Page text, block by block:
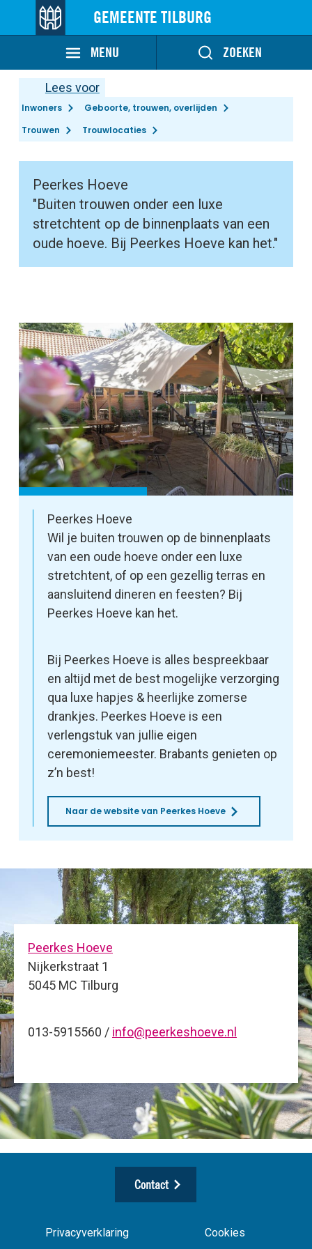
GEMEENTE TILBURG
MENU ZOEKEN
Inwoners
Geboorte, trouwen, overlijden
Trouwen
Trouwlocaties
Lees voor
Peerkes Hoeve
"Buiten trouwen onder een luxe
stretchtent op de binnenplaats van een
oude hoeve. Bij Peerkes Hoeve kan het."
Peerkes Hoeve
Wil je buiten trouwen op de binnenplaats
van een oude hoeve onder een luxe
stretchtent, of op een gezellig terras en
aansluitend dineren en feesten? Bij
Peerkes Hoeve kan het.
Bij Peerkes Hoeve is alles bespreekbaar
en altijd met de best mogelijke verzorging
qua luxe hapjes & heerlijke zomerse
drankjes. Peerkes Hoeve is een
verlengstuk van jullie eigen
ceremoniemeester. Brabants genieten op
z’n best!
Naar de website van Peerkes Hoeve
Peerkes Hoeve
Nijkerkstraat 1
5045 MC Tilburg
013-5915560 / info@peerkeshoeve.nl
Contact
Privacyverklaring Cookies